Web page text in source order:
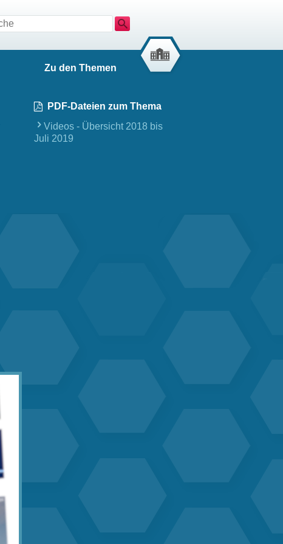
Zu den Themen
PDF-Dateien zum Thema
Videos - Übersicht 2018 bis
Juli 2019